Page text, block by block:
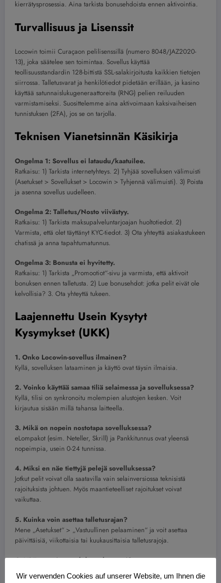
kierrätysprosessia. Aina tarkista bonusehdoista ennen aktivointia.
Turvallisuus ja Lisenssit
Locowin toimii Curaçaon pelilisenssillä (numero 8048/JAZ2020-
13), joka säätelee sen toimintaa. Sovellus käyttää
teollisuusstandardin 128-bittistä SSL-salakirjoitusta kaikkien tietojen
siirrossa. Talletusvarat ja henkilötiedot pidetään erillään, ja kasino
käyttää satunnaislukugeneraattoreita (RNG) pelien reiluuden
varmistamiseksi. Suosittelemme aina aktivoimaan kaksivaiheisen
tunnistuksen (2FA), jos se on tarjolla.
Teknisen Vianetsinnän Käsikirja
Ongelma 1: Sovellus ei lataudu/kaatuilee.
Ratkaisu: 1) Tarkista internetyhteys. 2) Tyhjää sovelluksen välimuisti
(Asetukset > Sovellukset > Locowin > Tyhjennä välimuisti). 3) Poista
ja asenna sovellus uudelleen.
Ongelma 2: Talletus/Nosto viivästyy.
Ratkaisu: 1) Tarkista maksupalveluntarjoajan huoltotiedot. 2)
Varmista, että olet täyttänyt KYC-tiedot. 3) Ota yhteyttä asiakastukeen
chatissä ja anna tapahtumatunnus.
Ongelma 3: Bonusta ei hyvitetty.
Ratkaisu: 1) Tarkista „Promootiot“-sivu ja varmista, että aktivoit
bonuksen ennen talletusta. 2) Lue bonusehdot: jotka pelit eivät ole
kelvollisia? 3. Ota yhteyttä tukeen.
Laajennettu Usein Kysytyt
Kysymykset (UKK)
1. Onko Locowin-sovellus ilmainen?
Kyllä, sovelluksen lataaminen ja käyttö ovat täysin ilmaisia.
2. Voinko käyttää samaa tiliä selaimessa ja sovelluksessa?
Kyllä, tilisi on synkronoitu molempien alustojen kesken. Voit
kirjautua sisään millä tahansa laitteella.
3. Mikä on nopein nostotapa sovelluksessa?
eLompakot (esim. Neteller, Skrill) ja Pankkitunnus ovat yleensä
nopeimpia, usein 0-24 tunnissa.
4. Miksi en näe tiettyjä pelejä sovelluksessa?
Jotkut pelit voivat olla saatavilla vain selainversiossa teknisistä
rajoituksista johtuen. Myös maantieteelliset rajoitukset voivat
vaikuttaa.
5. Kuinka voin asettaa talletusrajan?
Mene „Asetukset“ > „Vastuullinen pelaaminen“ ja voit asettaa
päivittäisiä, viikottaisia tai kuukausittaisia talletusrajoja.
6. Mitä teen, jos unohdan salasanani?
salasananpalautuslinkin sähköpostiisi.
Wir verwenden Cookies auf unserer Website, um Ihnen die